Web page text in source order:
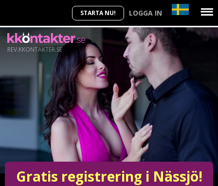
STARTA NU! LOGGA IN
REV.KKONTAKTER.SE
Gratis registrering i Nässjö!